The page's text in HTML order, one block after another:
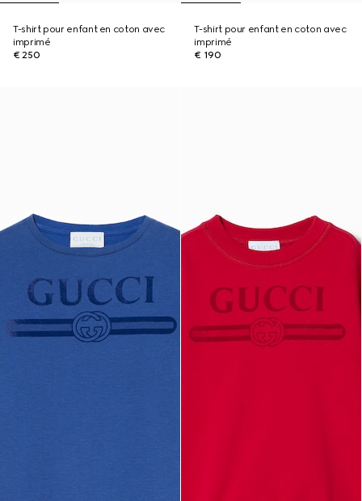
T-shirt pour enfant en coton avec
imprimé
€ 250
T-shirt pour enfant en coton avec
imprimé
€ 190